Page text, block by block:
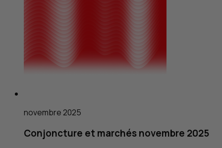
novembre 2025
Conjoncture et marchés novembre 2025